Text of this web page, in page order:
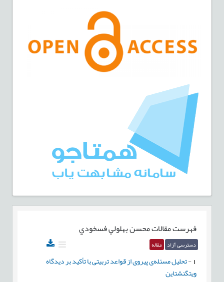
فهرست مقالاتمحسن بهلولي فسخودي
دسترسی آزاد مقاله
-تحلیل مسئله‌ی پیروی از قواعد تربیتی با تأکید بر دیدگاه
ویتگنشتاین